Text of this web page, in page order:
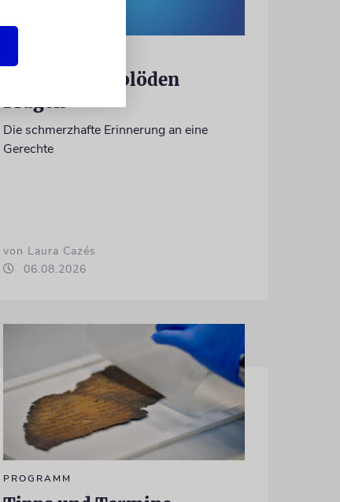
Es gibt keine blöden
Fragen
Die schmerzhafte Erinnerung an eine
Gerechte
von Laura Cazés
06.08.2026
PROGRAMM